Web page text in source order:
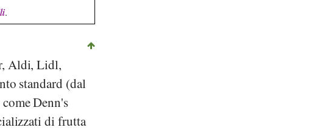
.
, Aldi,Lidl,
standard (dal
comeDenn's
di frutta